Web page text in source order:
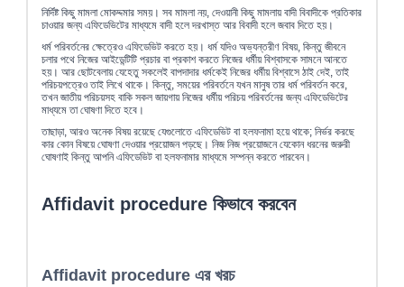
নির্দিষ্ট কিছু মামলা মোকদ্দমার সময়। সব মামলা নয়, দেওয়ানী কিছু মামলায় বাদী বিবাদীকে প্রতিকার
চাওয়ার জন্য এফিডেভিটের মাধ্যমে বাদী হলে দরখাস্ত আর বিবাদী হলে জবাব দিতে হয়।
ধর্ম পরিবর্তনের ক্ষেত্রেও এফিডেভিট করতে হয়। ধর্ম যদিও অভ্যন্তরীণ বিষয়, কিন্তু জীবনে
চলার পথে নিজের আইডেন্টিটি প্রচার বা প্রকাশ করতে নিজের ধর্মীয় বিশ্বাসকে সামনে আনতে
হয়। আর ছোটবেলায় যেহেতু সকলেই বাপদাদার ধর্মকেই নিজের ধর্মীয় বিশ্বাসে ঠাই দেই, তাই
পরিচয়পত্রেও তাই লিখে থাকে। কিন্তু, সময়ের পরিবর্তনে যখন মানুষ তার ধর্ম পরিবর্তন করে,
তখন জাতীয় পরিচয়সহ বাকি সকল জায়গায় নিজের ধর্মীয় পরিচয় পরিবর্তনের জন্য এফিডেভিটের
মাধ্যমে তা ঘোষণা দিতে হবে।
তাছাড়া, আরও অনেক বিষয় রয়েছে যেগুলোতে এফিডেভিট বা হলফনামা হয়ে থাকে; নির্ভর করছে
কার কোন বিষয়ে ঘোষণা দেওয়ার প্রয়োজন পড়ছে। নিজ নিজ প্রয়োজনে যেকোন ধরনের জরুরী
ঘোষণাই কিন্তু আপনি এফিডেভিট বা হলফনামার মাধ্যমে সম্পন্ন করতে পারবেন।
Affidavit procedure কিভাবে করবেন
Affidavit procedure এর খরচ